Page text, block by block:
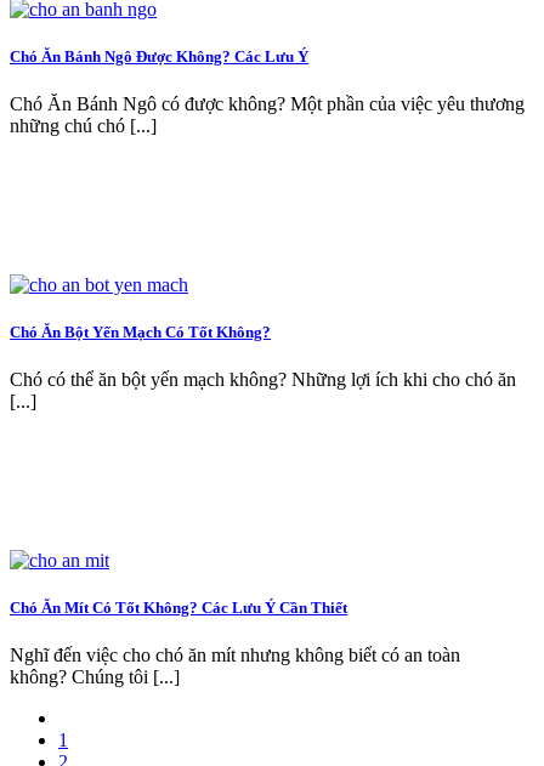
Chó Ăn Bánh Ngô Được Không? Các Lưu Ý
Chó Ăn Bánh Ngô có được không? Một phần của việc yêu thương
những chú chó [...]
Chó Ăn Bột Yến Mạch Có Tốt Không?
Chó có thể ăn bột yến mạch không? Những lợi ích khi cho chó ăn
[...]
Chó Ăn Mít Có Tốt Không? Các Lưu Ý Cần Thiết
Nghĩ đến việc cho chó ăn mít nhưng không biết có an toàn
không? Chúng tôi [...]
1
2